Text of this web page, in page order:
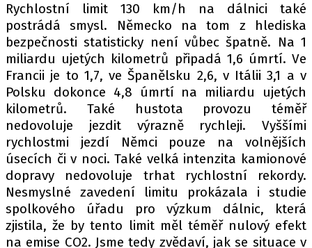
Rychlostní limit 130 km/h na dálnici také
postrádá smysl. Německo na tom z hlediska
bezpečnosti statisticky není vůbec špatně. Na 1
miliardu ujetých kilometrů připadá 1,6 úmrtí. Ve
Francii je to 1,7, ve Španělsku 2,6, v Itálii 3,1 a v
Polsku dokonce 4,8 úmrtí na miliardu ujetých
kilometrů. Také hustota provozu téměř
nedovoluje jezdit výrazně rychleji. Vyššími
rychlostmi jezdí Němci pouze na volnějších
úsecích či v noci. Také velká intenzita kamionové
dopravy nedovoluje trhat rychlostní rekordy.
Nesmyslné zavedení limitu prokázala i studie
spolkového úřadu pro výzkum dálnic, která
zjistila, že by tento limit měl téměř nulový efekt
na emise CO2. Jsme tedy zvědaví, jak se situace v